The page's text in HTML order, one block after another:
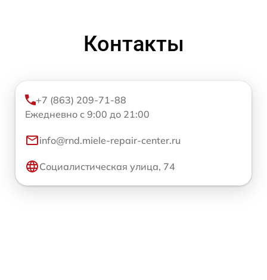
Контакты
+7 (863) 209-71-88
Ежедневно с 9:00 до 21:00
info@rnd.miele-repair-center.ru
Социалистическая улица, 74